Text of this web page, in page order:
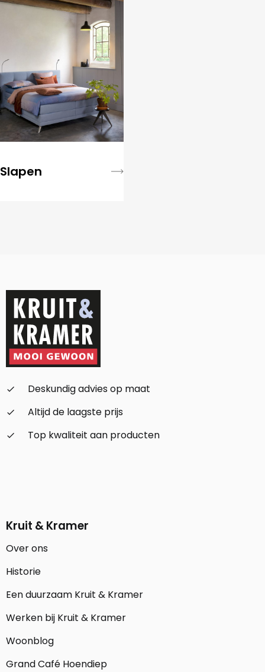
Slapen
check_small
Deskundig advies op maat
check_small
Altijd de laagste prijs
check_small
Top kwaliteit aan producten
Kruit & Kramer
Over ons
Historie
Een duurzaam Kruit & Kramer
Werken bij Kruit & Kramer
Woonblog
Grand Café Hoendiep